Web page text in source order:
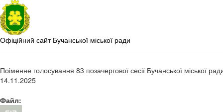
Офіційний сайт Бучанської міської ради
Поіменне голосування 83 позачергової сесії Бучанської міської
14.11.2025
Файл: